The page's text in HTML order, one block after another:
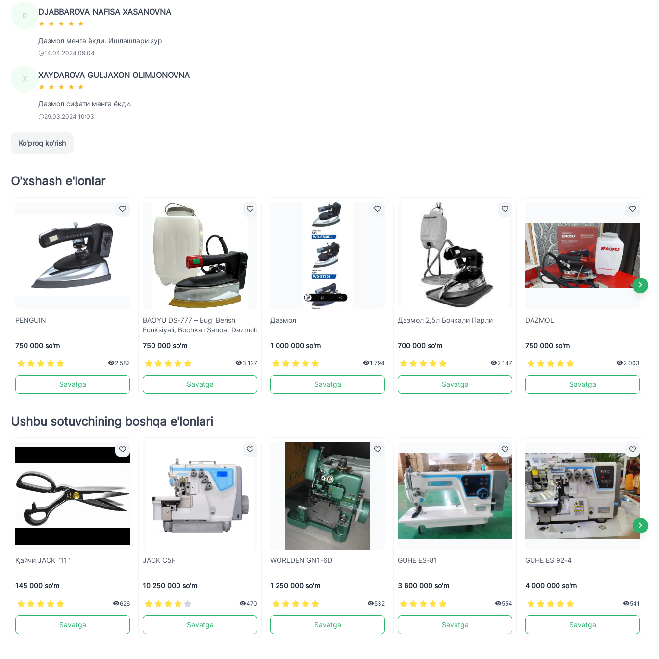
D DJABBAROVA NAFISA XASANOVNA
Дазмол менга ёкди. Ишлашлари зур
14.04.2024 09:04
X XAYDAROVA GULJAXON OLIMJONOVNA
Дазмол сифати менга ёкди.
29.03.2024 10:03
Ko'proq ko'rish
O'xshash e'lonlar
PENGUIN
750 000 so'm
2 582
Savatga
BAOYU DS-777 – Bug‘ Berish
Funksiyali, Bochkali Sanoat Dazmoli
750 000 so'm
3 127
Savatga
Дазмол
1 000 000 so'm
1 794
Savatga
Дазмол 2,5л Бочкали Парли
700 000 so'm
2 147
Savatga
DAZMOL
750 000 so'm
2 003
Savatga
Ushbu sotuvchining boshqa e'lonlari
Қайчи JACK "11"
145 000 so'm
626
Savatga
JACK C5F
10 250 000 so'm
470
Savatga
WORLDEN GN1-6D
1 250 000 so'm
532
Savatga
GUHE ES-81
3 600 000 so'm
554
Savatga
GUHE ES 92-4
4 000 000 so'm
541
Savatga